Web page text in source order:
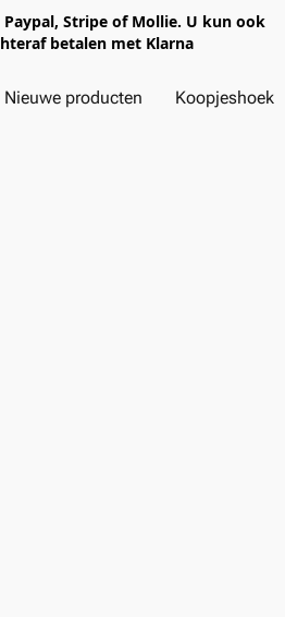
Stripe of Mollie. U kun ook
betalen met Klarna
Nieuwe producten Koopjeshoek